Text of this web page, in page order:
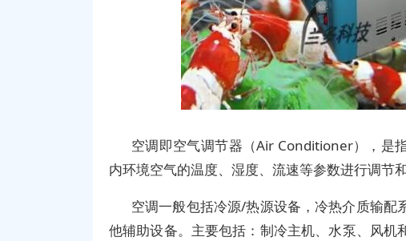
空调即空气调节器（Air Conditioner），是
内环境空气的温度、湿度、流速等参数进行调节
空调一般包括冷源/热源设备，冷热介质输配
他辅助设备。主要包括：制冷主机、水泵、风机